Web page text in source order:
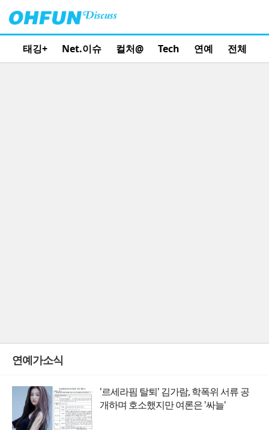
태깅+ Net.이슈 컬처@ Tech 연예 전체
연예가소식
'르세라핌 탈퇴' 김가람, 학폭위 서류 공
개하며 호소했지만 여론은 '싸늘'